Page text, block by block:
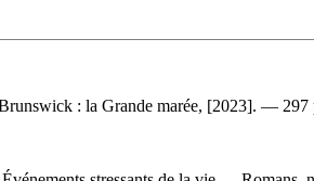
: la Grande marée, [2023]. — 297